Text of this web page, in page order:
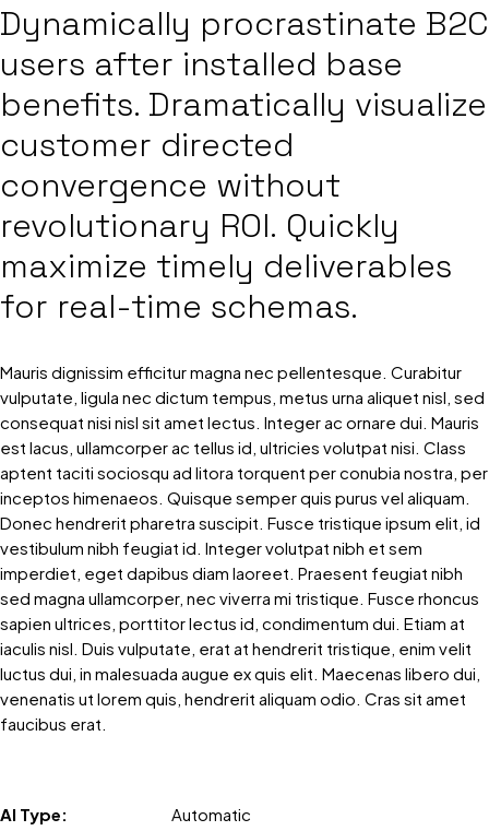
AI Type:
Automatic
Dynamically procrastinate B2C
users after installed base
benefits. Dramatically visualize
customer directed
convergence without
revolutionary ROI. Quickly
maximize timely deliverables
for real-time schemas.
Mauris dignissim efficitur magna nec pellentesque. Curabitur
vulputate, ligula nec dictum tempus, metus urna aliquet nisl, sed
consequat nisi nisl sit amet lectus. Integer ac ornare dui. Mauris
est lacus, ullamcorper ac tellus id, ultricies volutpat nisi. Class
aptent taciti sociosqu ad litora torquent per conubia nostra, per
inceptos himenaeos. Quisque semper quis purus vel aliquam.
Donec hendrerit pharetra suscipit. Fusce tristique ipsum elit, id
vestibulum nibh feugiat id. Integer volutpat nibh et sem
imperdiet, eget dapibus diam laoreet. Praesent feugiat nibh
sed magna ullamcorper, nec viverra mi tristique. Fusce rhoncus
sapien ultrices, porttitor lectus id, condimentum dui. Etiam at
iaculis nisl. Duis vulputate, erat at hendrerit tristique, enim velit
luctus dui, in malesuada augue ex quis elit. Maecenas libero dui,
venenatis ut lorem quis, hendrerit aliquam odio. Cras sit amet
faucibus erat.